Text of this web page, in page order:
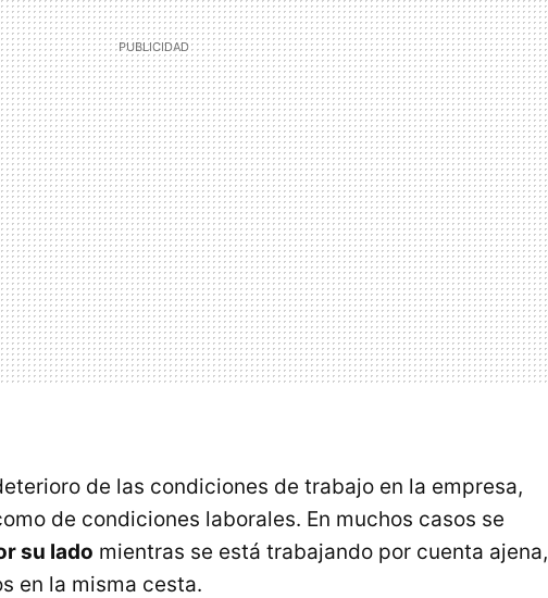
de las condiciones de trabajo en la empresa,
de condiciones laborales. En muchos casos se
su lado mientras se está trabajando por cuenta ajena,
en la misma cesta.